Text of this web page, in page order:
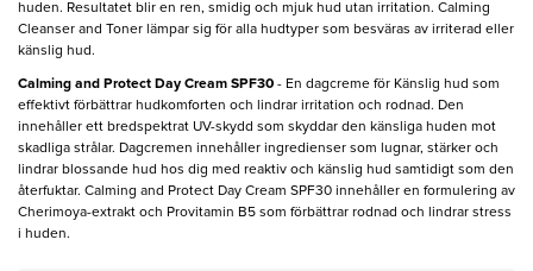
huden. Resultatet blir en ren, smidig och mjuk hud utan irritation. Calming
Cleanser and Toner lämpar sig för alla hudtyper som besväras av irriterad eller
känslig hud.
Calming and Protect Day Cream SPF30 - En dagcreme för Känslig hud som
effektivt förbättrar hudkomforten och lindrar irritation och rodnad. Den
innehåller ett bredspektrat UV-skydd som skyddar den känsliga huden mot
skadliga strålar. Dagcremen innehåller ingredienser som lugnar, stärker och
lindrar blossande hud hos dig med reaktiv och känslig hud samtidigt som den
återfuktar. Calming and Protect Day Cream SPF30 innehåller en formulering av
Cherimoya-extrakt och Provitamin B5 som förbättrar rodnad och lindrar stress
i huden.